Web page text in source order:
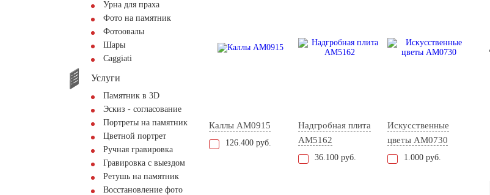
Урна для праха
Фото на памятник
Фотоовалы
Шары
Сaggiati
Услуги
Памятник в 3D
Эскиз - согласование
Портреты на памятник
Цветной портрет
Ручная гравировка
Гравировка с выездом
Ретушь на памятник
Восстановление фото
Каллы AM0915
126.400 руб.
Надгробная плита
AM5162
36.100 руб.
Искусственные
цветы AM0730
1.000 руб.